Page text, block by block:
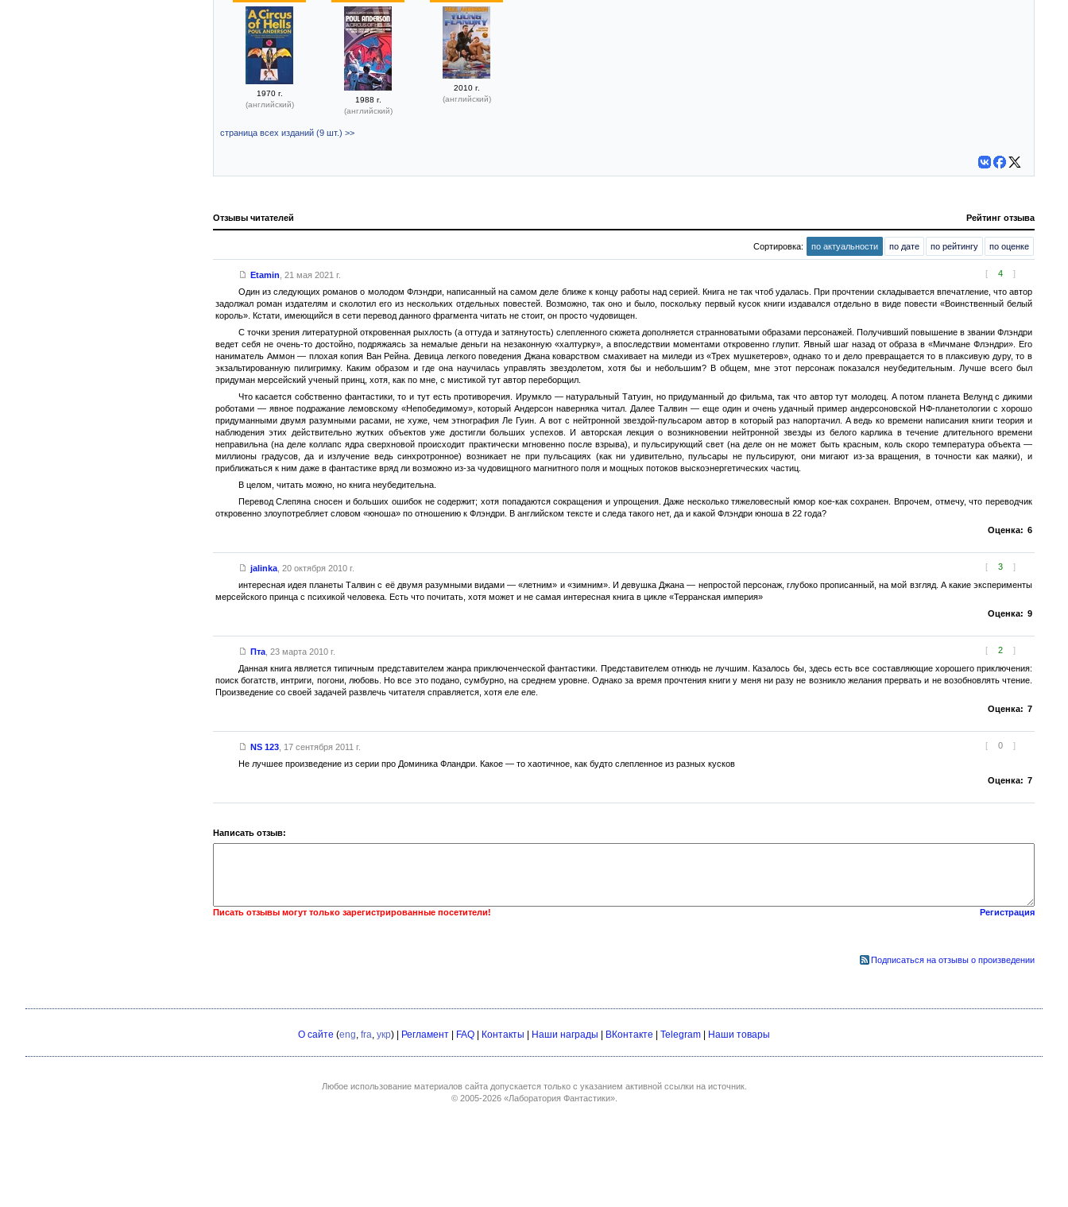
1970 г.
(английский)
1988 г.
(английский)
2010 г.
(английский)
страница всех изданий (9 шт.) >>
Отзывы читателей Рейтинг отзыва
Сортировка: по актуальности по дате по рейтингу по оценке
[ 4 ]
Etamin 21 мая 2021 г.
Один из следующих романов о молодом Флэндри, написанный на самом деле ближе к концу работы над серией. Книга не так чтоб удалась. При прочтении складывается впечатление, что автор
задолжал роман издателям и сколотил его из нескольких отдельных повестей. Возможно, так оно и было, поскольку первый кусок книги издавался отдельно в виде повести «Воинственный белый
король». Кстати, имеющийся в сети перевод данного фрагмента читать не стоит, он просто чудовищен.
С точки зрения литературной откровенная рыхлость (а оттуда и затянутость) слепленного сюжета дополняется странноватыми образами персонажей. Получивший повышение в звании Флэндри
ведет себя не очень-то достойно, подряжаясь за немалые деньги на незаконную «халтурку», а впоследствии моментами откровенно глупит. Явный шаг назад от образа в «Мичмане Флэндри». Его
наниматель Аммон — плохая копия Ван Рейна. Девица легкого поведения Джана коварством смахивает на миледи из «Трех мушкетеров», однако то и дело превращается то в плаксивую дуру, то в
экзальтированную пилигримку. Каким образом и где она научилась управлять звездолетом, хотя бы и небольшим? В общем, мне этот персонаж показался неубедительным. Лучше всего был
придуман мерсейский ученый принц, хотя, как по мне, с мистикой тут автор переборщил.
Что касается собственно фантастики, то и тут есть противоречия. Ирумкло — натуральный Татуин, но придуманный до фильма, так что автор тут молодец. А потом планета Велунд с дикими
роботами — явное подражание лемовскому «Непобедимому», который Андерсон наверняка читал. Далее Талвин — еще один и очень удачный пример андерсоновской НФ-планетологии с хорошо
придуманными двумя разумными расами, не хуже, чем этнография Ле Гуин. А вот с нейтронной звездой-пульсаром автор в который раз напортачил. А ведь ко времени написания книги теория и
наблюдения этих действительно жутких объектов уже достигли больших успехов. И авторская лекция о возникновении нейтронной звезды из белого карлика в течение длительного времени
неправильна (на деле коллапс ядра сверхновой происходит практически мгновенно после взрыва), и пульсирующий свет (на деле он не может быть красным, коль скоро температура объекта —
миллионы градусов, да и излучение ведь синхротронное) возникает не при пульсациях (как ни удивительно, пульсары не пульсируют, они мигают из-за вращения, в точности как маяки), и
приближаться к ним даже в фантастике вряд ли возможно из-за чудовищного магнитного поля и мощных потоков выскоэнергетических частиц.
В целом, читать можно, но книга неубедительна.
Перевод Слепяна сносен и больших ошибок не содержит; хотя попадаются сокращения и упрощения. Даже несколько тяжеловесный юмор кое-как сохранен. Впрочем, отмечу, что переводчик
откровенно злоупотребляет словом «юноша» по отношению к Флэндри. В английском тексте и следа такого нет, да и какой Флэндри юноша в 22 года?
Оценка: 6
[ 3 ]
jalinka, 20 октября 2010 г.
интересная идея планеты Талвин с её двумя разумными видами — «летним» и «зимним». И девушка Джана — непростой персонаж, глубоко прописанный, на мой взгляд. А какие эксперименты
мерсейского принца с психикой человека. Есть что почитать, хотя может и не самая интересная книга в цикле «Терранская империя»
Оценка: 9
[ 2 ]
Пта, 23 марта 2010 г.
Данная книга является типичным представителем жанра приключенческой фантастики. Представителем отнюдь не лучшим. Казалось бы, здесь есть все составляющие хорошего приключения:
поиск богатств, интриги, погони, любовь. Но все это подано, сумбурно, на среднем уровне. Однако за время прочтения книги у меня ни разу не возникло желания прервать и не возобновлять чтение.
Произведение со своей задачей развлечь читателя справляется, хотя еле еле.
Оценка: 7
[ 0 ]
NS 123, 17 сентября 2011 г.
Не лучшее произведение из серии про Доминика Фландри. Какое — то хаотичное, как будто слепленное из разных кусков
Оценка: 7
Написать отзыв:
Писать отзывы могут только зарегистрированные посетители! Регистрация
Подписаться на отзывы о произведении
О сайте (eng, fra, укр) | Регламент FAQ Контакты Наши награды ВКонтакте Telegram Наши товары
Любое использование материалов сайта допускается только с указанием активной ссылки на источник.
© 2005-2026 «Лаборатория Фантастики».